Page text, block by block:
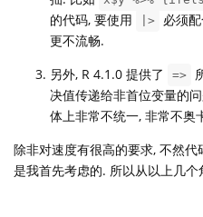
的代码, 要使用
|>
必须
更不流畅.
另外, R 4.1.0 提供了
=>
决值传递给非首位变量的
体上非常不统一, 非常不奥
除非对速度有很高的要求, 不然
是我首先考虑的. 所以从以上几